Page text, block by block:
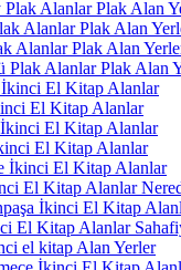
Plak Alanlar Plak Alan
Alanlar Plak Alan
Alanlar Plak Alan
Plak Alanlar Plak Alan
İkinci El Kitap Alanlar
El Kitap Alanlar
El Kitap Alanlar
El Kitap Alanlar
İkinci El Kitap Alanlar
El Kitap Alanlar
İkinci El Kitap
El Kitap Alanlar
el kitap Alan Yerler